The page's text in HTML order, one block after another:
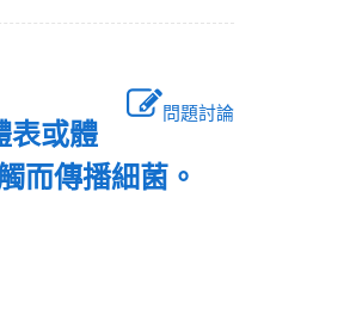
問題討論
表或體
而傳播細菌。